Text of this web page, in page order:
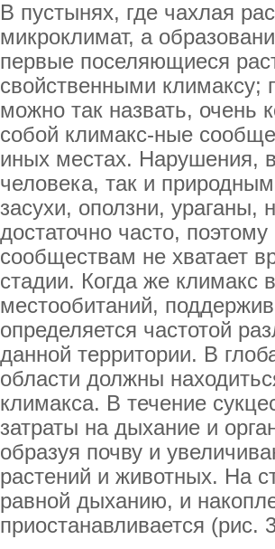
В пустынях, где чахлая
микроклимат, а
первые поселяющиеся
свойственными климаксу;
можно так назвать, очень
собой климакс-ные
иных местах. Нарушения,
человека, так и
засухи, оползни, ураганы,
достаточно часто,
сообществам не хватает
стадии. Когда же климакс
местообитаний,
определяется частотой
данной территории. В
области должны
климакса. В течение
затраты на дыхание и
образуя почву и
растений и животных. На
равной дыханию, и
приостанавливается (рис.